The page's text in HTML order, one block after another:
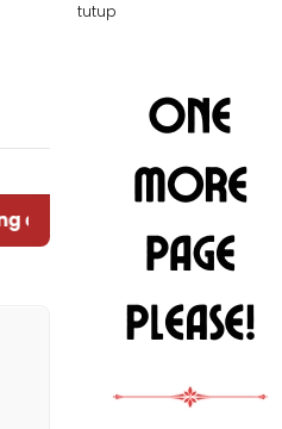
tutup
Situs Warta RADAR